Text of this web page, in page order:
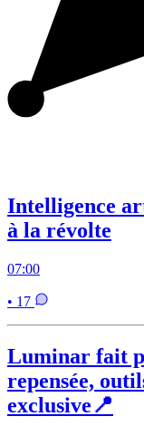
Intelligence
à la révolte
07:00
• 17
Luminar fait
repensée,
exclusive📍